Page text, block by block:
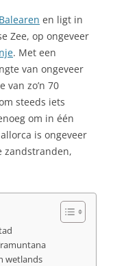
Balearen en ligt in
Zee, op ongeveer
. Met een
van ongeveer
van zo’n 70
steeds iets
om in één
is ongeveer
zandstranden,
wetlands